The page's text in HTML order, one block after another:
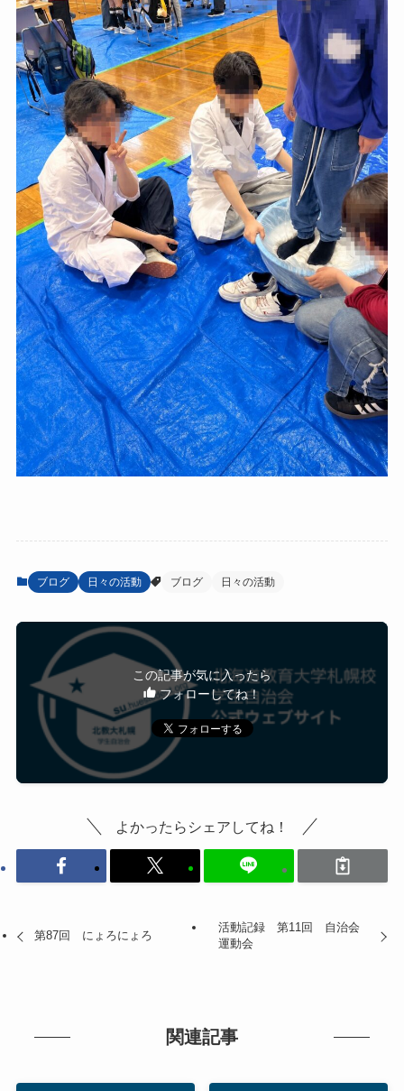
ブログ 日々の活動 ブログ 日々の活動
この記事が気に入ったら
フォローしてね！
よかったらシェアしてね！
第87回 にょろにょろ
活動記録 第11回 自治会
運動会
関連記事